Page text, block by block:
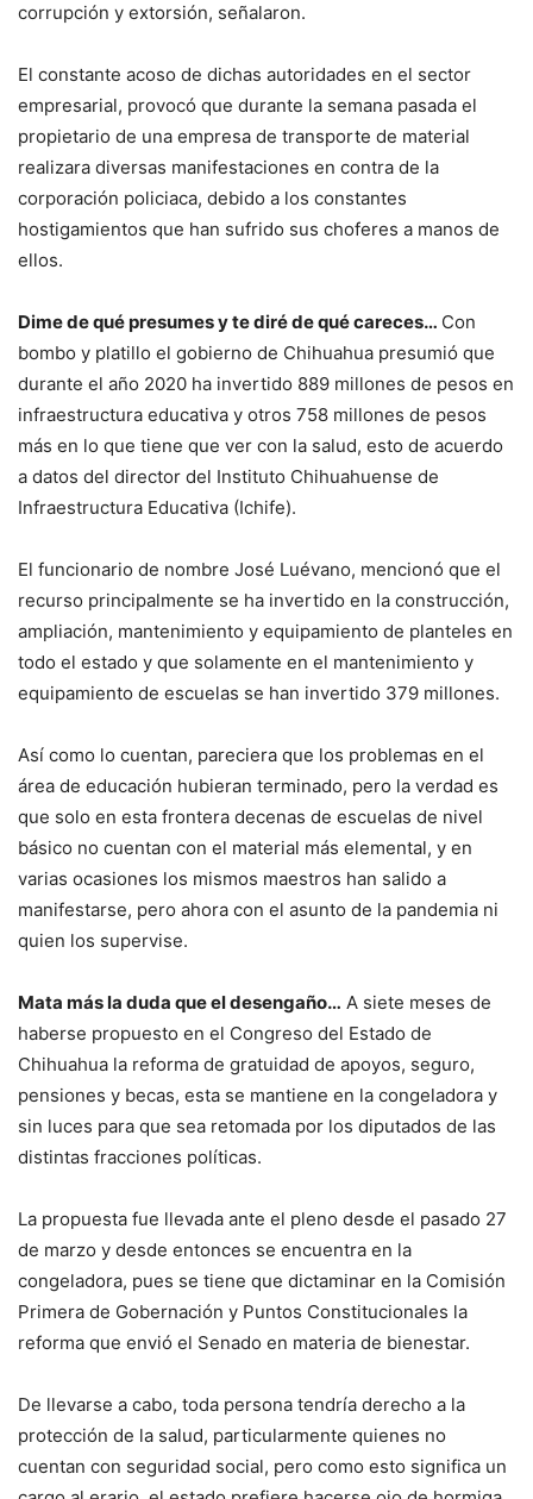
corrupción y extorsión, señalaron.
El constante acoso de dichas autoridades en el sector
empresarial, provocó que durante la semana pasada el
propietario de una empresa de transporte de material
realizara diversas manifestaciones en contra de la
corporación policiaca, debido a los constantes
hostigamientos que han sufrido sus choferes a manos de
ellos.
Dime de qué presumes y te diré de qué careces… Con
bombo y platillo el gobierno de Chihuahua presumió que
durante el año 2020 ha invertido 889 millones de pesos en
infraestructura educativa y otros 758 millones de pesos
más en lo que tiene que ver con la salud, esto de acuerdo
a datos del director del Instituto Chihuahuense de
Infraestructura Educativa (Ichife).
El funcionario de nombre José Luévano, mencionó que el
recurso principalmente se ha invertido en la construcción,
ampliación, mantenimiento y equipamiento de planteles en
todo el estado y que solamente en el mantenimiento y
equipamiento de escuelas se han invertido 379 millones.
Así como lo cuentan, pareciera que los problemas en el
área de educación hubieran terminado, pero la verdad es
que solo en esta frontera decenas de escuelas de nivel
básico no cuentan con el material más elemental, y en
varias ocasiones los mismos maestros han salido a
manifestarse, pero ahora con el asunto de la pandemia ni
quien los supervise.
Mata más la duda que el desengaño… A siete meses de
haberse propuesto en el Congreso del Estado de
Chihuahua la reforma de gratuidad de apoyos, seguro,
pensiones y becas, esta se mantiene en la congeladora y
sin luces para que sea retomada por los diputados de las
distintas fracciones políticas.
La propuesta fue llevada ante el pleno desde el pasado 27
de marzo y desde entonces se encuentra en la
congeladora, pues se tiene que dictaminar en la Comisión
Primera de Gobernación y Puntos Constitucionales la
reforma que envió el Senado en materia de bienestar.
De llevarse a cabo, toda persona tendría derecho a la
protección de la salud, particularmente quienes no
cuentan con seguridad social, pero como esto significa un